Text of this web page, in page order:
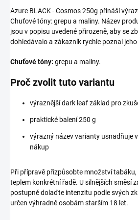
Azure BLACK - Cosmos 250g přináší
Chuťové tóny: grepu a maliny. Název
jsou v popisu uvedené přirozeně, aby se
dohledávalo a zákazník rychle poznal
Chuťové tóny: grepu a maliny.
Proč zvolit tuto variantu
výraznější dark leaf základ pro
praktické balení 250 g
výrazný název varianty usnadňuje
nákup
Při přípravě přizpůsobte množství
teplem konkrétní řadě. U silnějších směsí
postupně dolaďte intenzitu podle svých
určen výhradně osobám starším 18 let.